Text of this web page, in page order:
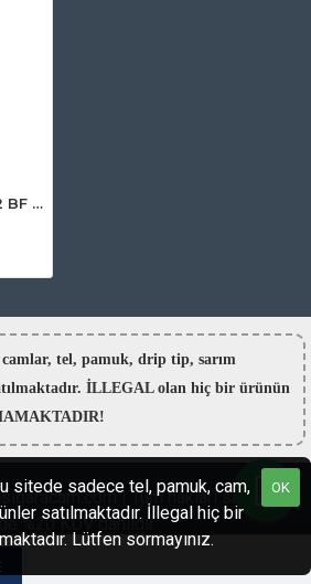
Vandy Vape Pyro V2 BF RDTA Atomizer Camı
camlar, tel, pamuk, drip tip, sarım
İLLEGAL olan hiç bir ürünün
| Tüm hakları saklıdır.
%20 KDV dahildir.
OK
sitede sadece tel, pamuk, cam,
satılmaktadır. İllegal hiç bir
Lütfen sormayınız.